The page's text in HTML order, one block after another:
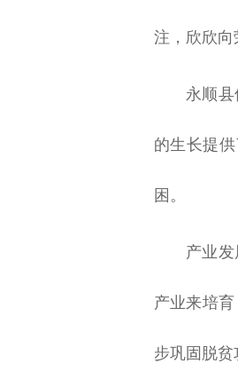
注，欣欣向
永顺
的生长提
困。
产业
产业来培
步巩固 脱贫